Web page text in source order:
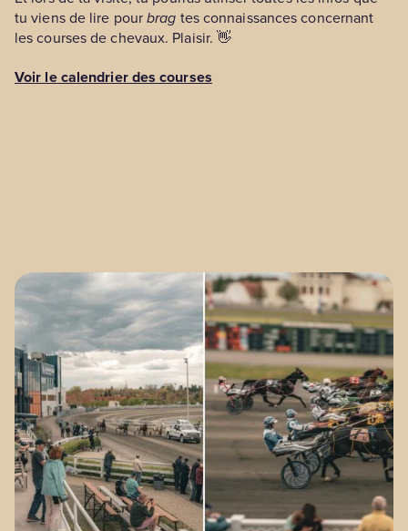
tu viens de lire pourbrag tes connaissances concernant
les courses de chevaux. Plaisir. 👋
Voir le calendrier des courses